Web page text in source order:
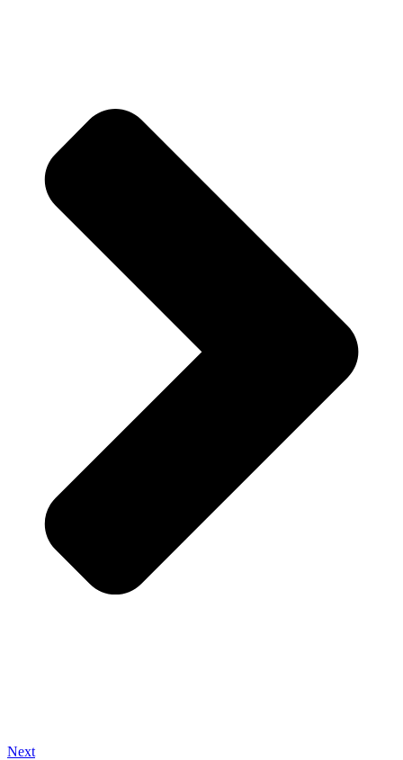
Next